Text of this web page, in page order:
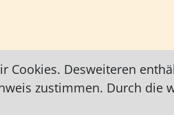
Cookies. Desweiteren
zustimmen. Durch die